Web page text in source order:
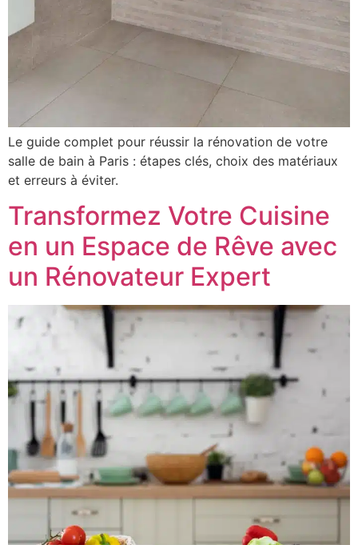
Le guide complet pour réussir la rénovation de votre
salle de bain à Paris : étapes clés, choix des matériaux
et erreurs à éviter.
Transformez Votre Cuisine
en un Espace de Rêve avec
un Rénovateur Expert